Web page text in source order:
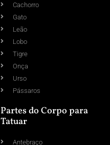
Cachorro
Gato
Leão
Lobo
Tigre
Onça
Urso
Pássaros
Partes do Corpo para
Tatuar
Antebraço